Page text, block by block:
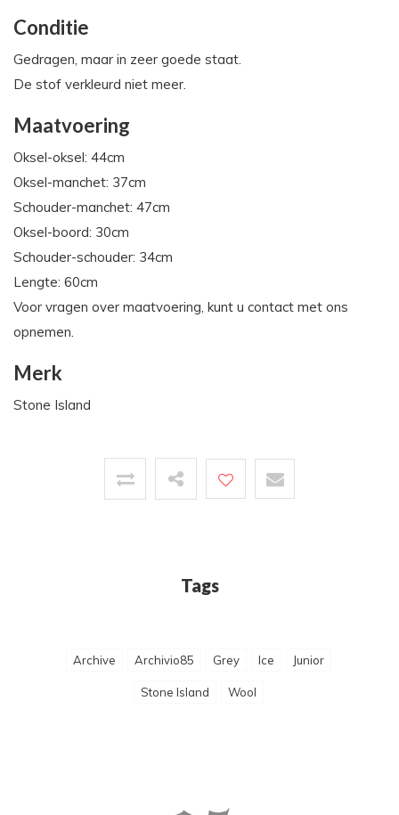
Conditie
Gedragen, maar in zeer goede staat.
De stof verkleurd niet meer.
Maatvoering
Oksel-oksel: 44cm
Oksel-manchet: 37cm
Schouder-manchet: 47cm
Oksel-boord: 30cm
Schouder-schouder: 34cm
Lengte: 60cm
Voor vragen over maatvoering, kunt u contact met ons
opnemen.
Merk
Stone Island
Tags
Archive Archivio85 Grey Ice Junior
Stone Island Wool